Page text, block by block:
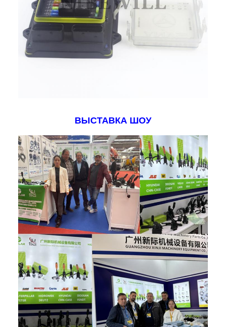
ВЫСТАВКА ШОУ